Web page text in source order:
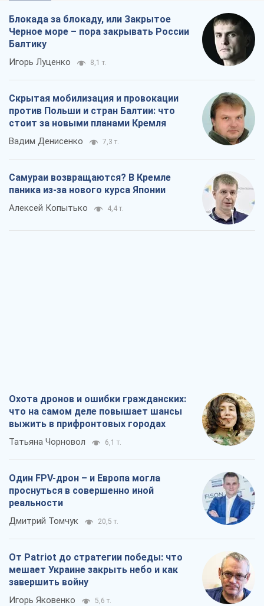
Блокада за блокаду, или Закрытое
Черное море – пора закрывать России
Балтику
Игорь Луценко 8,1 т.
Скрытая мобилизация и провокации
против Польши и стран Балтии: что
стоит за новыми планами Кремля
Вадим Денисенко 7,3 т.
Самураи возвращаются? В Кремле
паника из-за нового курса Японии
Алексей Копытько 4,4 т.
Охота дронов и ошибки гражданских:
что на самом деле повышает шансы
выжить в прифронтовых городах
Татьяна Чорновол 6,1 т.
Один FPV-дрон – и Европа могла
проснуться в совершенно иной
реальности
Дмитрий Томчук 20,5 т.
От Patriot до стратегии победы: что
мешает Украине закрыть небо и как
завершить войну
Игорь Яковенко 5,6 т.